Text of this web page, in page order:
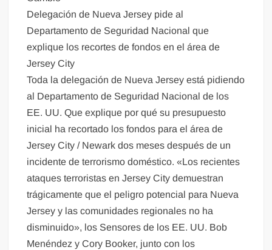
Delegación de Nueva Jersey pide al
Departamento de Seguridad Nacional que
explique los recortes de fondos en el área de
Jersey City
Toda la delegación de Nueva Jersey está pidiendo
al Departamento de Seguridad Nacional de los
EE. UU. Que explique por qué su presupuesto
inicial ha recortado los fondos para el área de
Jersey City / Newark dos meses después de un
incidente de terrorismo doméstico. «Los recientes
ataques terroristas en Jersey City demuestran
trágicamente que el peligro potencial para Nueva
Jersey y las comunidades regionales no ha
disminuido», los Sensores de los EE. UU. Bob
Menéndez y Cory Booker, junto con los